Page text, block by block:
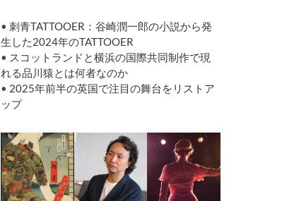
• 刺青TATTOOER：谷崎潤一郎の小説から発
生した2024年のTATTOOER
• スコットランドと横浜の国際共同制作で現
れる品川猿とは何者なのか
• 2025年前半の英国で注目の舞台をリストア
ップ